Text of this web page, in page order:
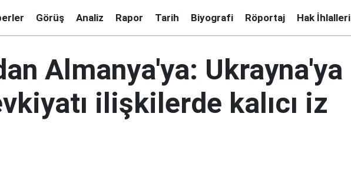
Görüş Analiz Rapor Tarih Biyografi Röportaj Hak İhlalleri
Almanya'ya: Ukrayna'ya
ilişkilerde kalıcı iz